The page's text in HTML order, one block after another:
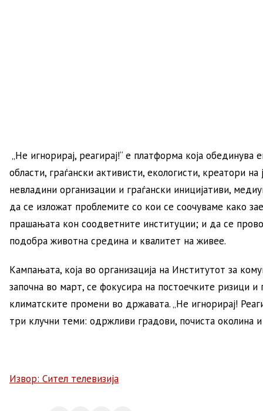
„Не игнорирај, реагирај!“ е платформа која обединува
области, граѓански активисти, екологисти, креатори
невладини организации и граѓански иницијативи,
да се изложат проблемите со кои се соочуваме како
прашањата кон соодветните институции; и да се
подобра животна средина и квалитет на живее.
Кампањата, која во организација на Институтот за
започна во март, се фокусира на постоечките ризици
климатските промени во државата. „Не игнорирај!
три клучни теми: одржливи градови, почиста околина
Извор: Сител телевизија